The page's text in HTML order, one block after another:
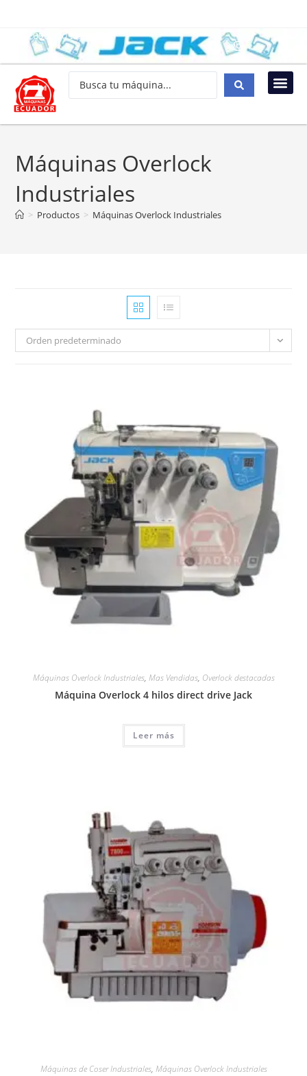
096 300 1034
Máquinas Overlock
Industriales
> Productos > Máquinas Overlock Industriales
Orden predeterminado
Máquinas Overlock Industriales, Mas Vendidas, Overlock destacadas
Máquina Overlock 4 hilos direct drive Jack
Leer más
Máquinas de Coser Industriales, Máquinas Overlock Industriales